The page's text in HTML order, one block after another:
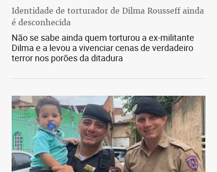
Identidade de torturador de Dilma Rousseff ainda
é desconhecida
Não se sabe ainda quem torturou a ex-militante
Dilma e a levou a vivenciar cenas de verdadeiro
terror nos porões da ditadura